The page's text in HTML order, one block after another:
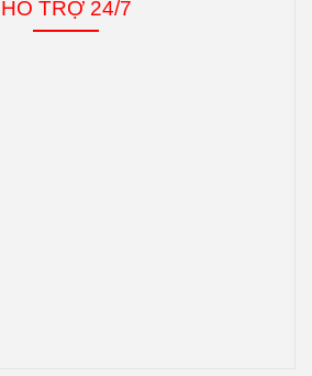
HỔ TRỢ 24/7